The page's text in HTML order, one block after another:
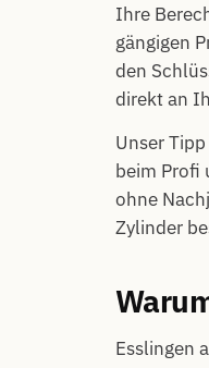
Ihre
gängigen
den
direkt an
Unser
beim Profi
ohne
Zylinder
Esslingen